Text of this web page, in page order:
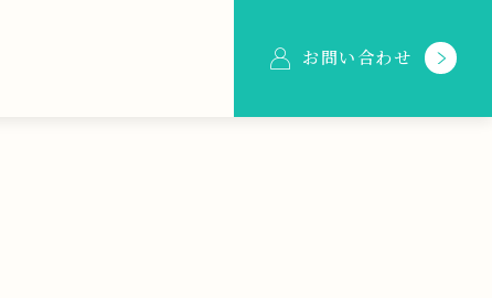
お問い合わせ